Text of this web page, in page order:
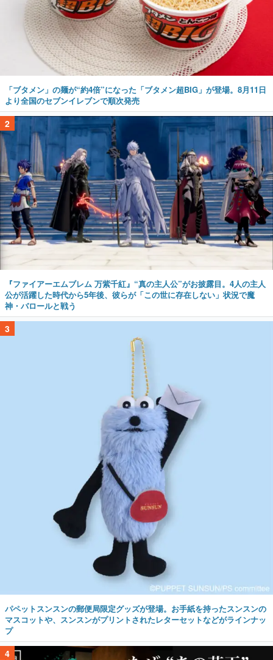
「ブタメン」の麺が“約4倍”になった「ブタメン超BIG」が登場。8月11日
より全国のセブンイレブンで順次発売
2
『ファイアーエムブレム 万紫千紅』“真の主人公”がお披露目。4人の主人
公が活躍した時代から5年後、彼らが「この世に存在しない」状況で魔
神・バロールと戦う
3
パペットスンスンの郵便局限定グッズが登場。お手紙を持ったスンスンの
マスコットや、スンスンがプリントされたレターセットなどがラインナッ
プ
4